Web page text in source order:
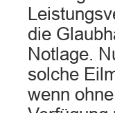
die
Notlage.
solche
wenn